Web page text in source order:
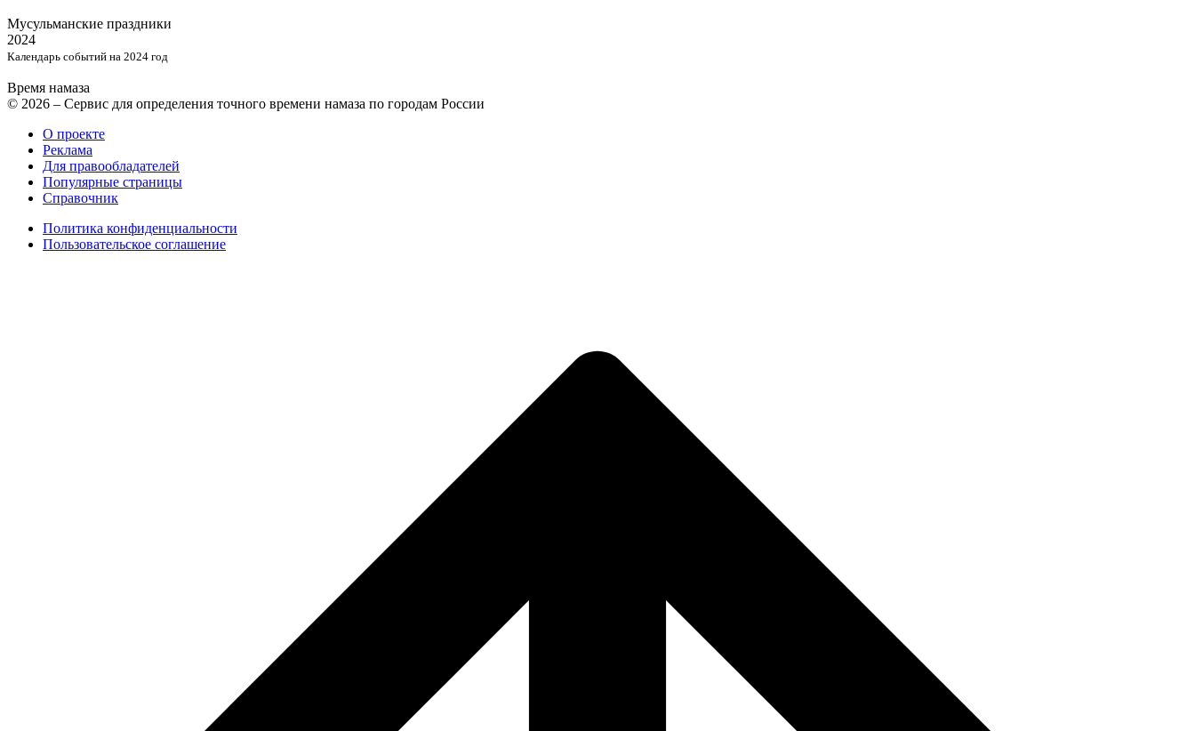
Мусульманские праздники
2024
Календарь событий на 2024 год
Время намаза
© 2026 – Сервис для определения точного времени намаза по городам России
О проекте
Реклама
Для правообладателей
Популярные страницы
Справочник
Политика конфиденциальности
Пользовательское соглашение